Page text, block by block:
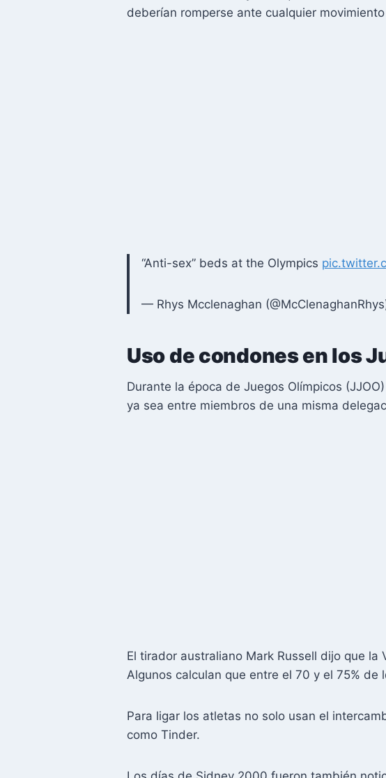
deberían romperse ante cualquier
“Anti-sex” beds at the Olympics
— Rhys Mcclenaghan
Uso de condones en los
Durante la época de Juegos Olímpicos
ya sea entre miembros de una misma
El tirador australiano Mark Russell dijo que
Algunos calculan que entre el 70 y el 75%
Para ligar los atletas no solo usan el
como Tinder.